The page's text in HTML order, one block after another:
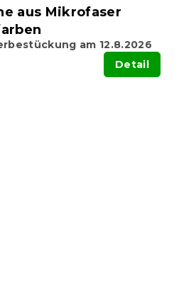
aus Mikrofaser
am 12.8.2026
Detail